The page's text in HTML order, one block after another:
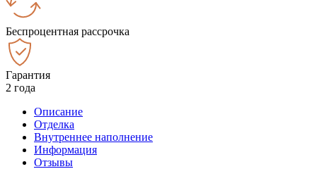
Беспроцентная рассрочка
Гарантия
2 года
Описание
Отделка
Внутреннее наполнение
Информация
Отзывы